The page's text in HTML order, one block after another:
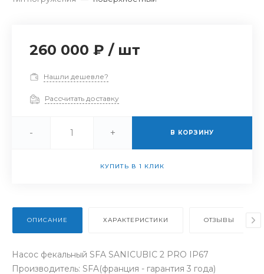
260 000 ₽ / шт
Нашли дешевле?
Рассчитать доставку
- + В КОРЗИНУ
КУПИТЬ В 1 КЛИК
ОПИСАНИЕ ХАРАКТЕРИСТИКИ ОТЗЫВЫ
Насос фекальный SFA SANICUBIC 2 PRO IP67
Производитель: SFA(франция - гарантия 3 года)